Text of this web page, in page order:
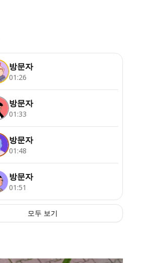
방문자
01:26
방문자
01:33
방문자
01:48
방문자
01:51
모두 보기